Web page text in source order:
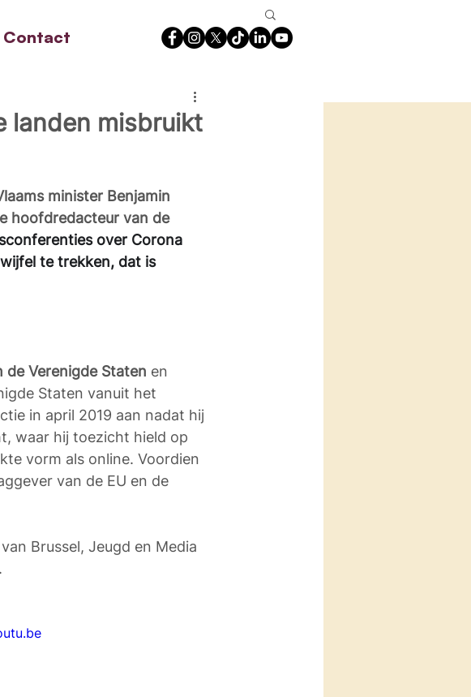
Contact
landen misbruikt
minister Benjamin
hoofdredacteur van de
over Corona
te trekken, dat is
de Verenigde Staten en
Staten vanuit het
in april 2019 aan nadat hij
waar hij toezicht hield op
vorm als online. Voordien
van de EU en de
Brussel, Jeugd en Media